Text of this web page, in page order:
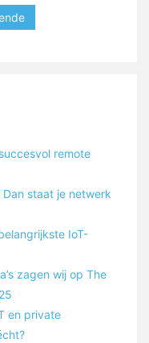
remote
staat je netwerk
IoT-
zagen wij op The
en private